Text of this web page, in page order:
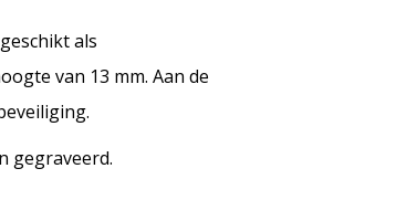
als
van 13 mm. Aan de
gegraveerd.